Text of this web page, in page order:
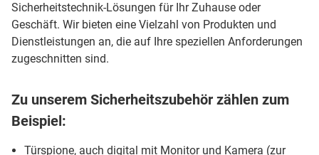
Sicherheitstechnik-Lösungen für Ihr Zuhause oder
Geschäft. Wir bieten eine Vielzahl von Produkten und
Dienstleistungen an, die auf Ihre speziellen Anforderungen
zugeschnitten sind.
Zu unserem Sicherheitszubehör zählen zum
Beispiel:
Türspione, auch digital mit Monitor und Kamera (zur